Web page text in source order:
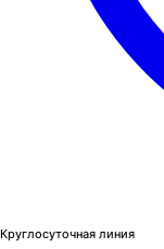
Круглосуточная линия